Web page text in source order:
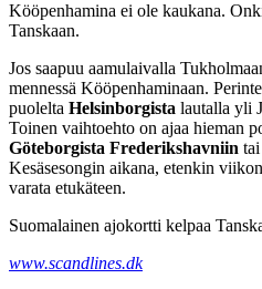
Kööpenhamina ei ole kaukana.
Tanskaan.
Jos saapuu aamulaivalla
mennessä Kööpenhaminaan.
puolelta Helsinborgista lautalla yli
Toinen vaihtoehto on ajaa hieman
Göteborgista Frederikshavniin tai
Kesäsesongin aikana, etenkin
varata etukäteen.
Suomalainen ajokortti kelpaa
www.scandlines.dk